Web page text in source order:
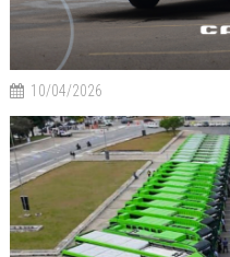
10/04/2026